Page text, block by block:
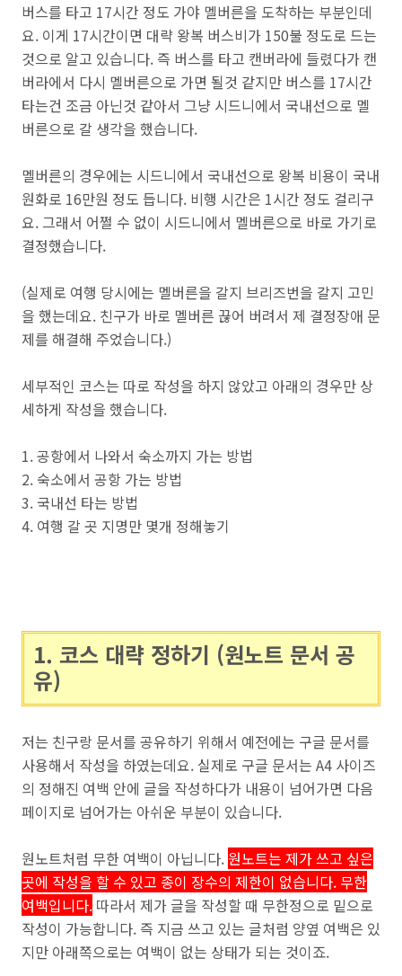
버스를 타고 17시간 정도 가야 멜버른을 도착하는 부분인데
요. 이게 17시간이면 대략 왕복 버스비가 150불 정도로 드는
것으로 알고 있습니다. 즉 버스를 타고 캔버라에 들렸다가 캔
버라에서 다시 멜버른으로 가면 될것 같지만 버스를 17시간
타는건 조금 아닌것 같아서 그냥 시드니에서 국내선으로 멜
버른으로 갈 생각을 했습니다.
멜버른의 경우에는 시드니에서 국내선으로 왕복 비용이 국내
원화로 16만원 정도 듭니다. 비행 시간은 1시간 정도 걸리구
요. 그래서 어쩔 수 없이 시드니에서 멜버른으로 바로 가기로
결정했습니다.
(실제로 여행 당시에는 멜버른을 갈지 브리즈번을 갈지 고민
을 했는데요. 친구가 바로 멜버른 끊어 버려서 제 결정장애 문
제를 해결해 주었습니다.)
세부적인 코스는 따로 작성을 하지 않았고 아래의 경우만 상
세하게 작성을 했습니다.
1. 공항에서 나와서 숙소까지 가는 방법
2. 숙소에서 공항 가는 방법
3. 국내선 타는 방법
4. 여행 갈 곳 지명만 몇개 정해놓기
1. 코스 대략 정하기 (원노트 문서 공
유)
저는 친구랑 문서를 공유하기 위해서 예전에는 구글 문서를
사용해서 작성을 하였는데요. 실제로 구글 문서는 A4 사이즈
의 정해진 여백 안에 글을 작성하다가 내용이 넘어가면 다음
페이지로 넘어가는 아쉬운 부분이 있습니다.
원노트처럼 무한 여백이 아닙니다.원노트는 제가 쓰고 싶은
곳에 작성을 할 수 있고 종이 장수의 제한이 없습니다. 무한
여백입니다. 따라서 제가 글을 작성할 때 무한정으로 밑으로
작성이 가능합니다. 즉 지금 쓰고 있는 글처럼 양옆 여백은 있
지만 아래쪽으로는 여백이 없는 상태가 되는 것이죠.